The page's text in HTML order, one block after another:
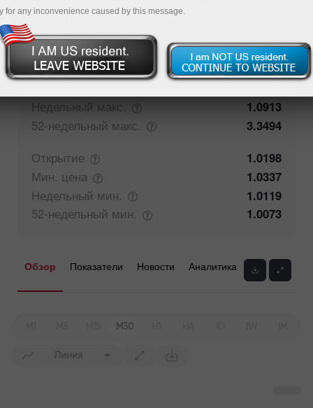
Мнение трейдеров
Закрытие
1.0199
Недельный макс.
1.0913
52-недельный макс.
3.3494
Открытие
1.0198
Мин. цена
1.0337
Недельный мин.
1.0119
52-недельный мин. 1.0073
Обзор Показатели Новости Аналитика
M30
Линия
for any inconvenience caused by this message.